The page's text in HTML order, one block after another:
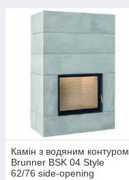
Камін з водяним контуром
Brunner BSK 04 Style
62/76 side-opening